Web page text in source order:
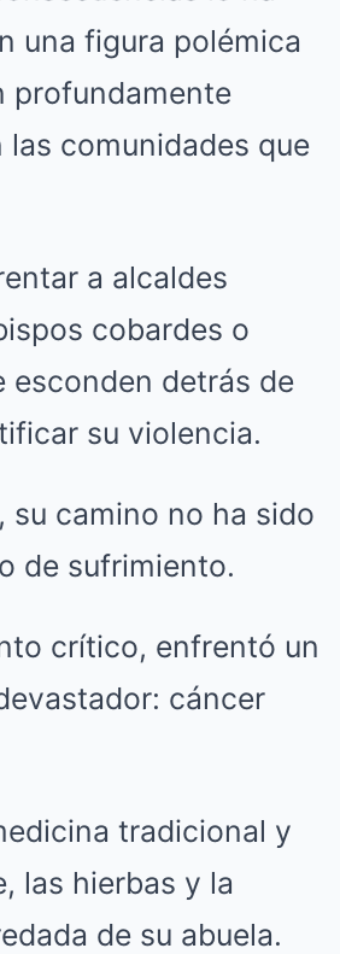
una figura polémica
profundamente
las comunidades que
a alcaldes
cobardes o
esconden detrás de
su violencia.
su camino no ha sido
de sufrimiento.
crítico, enfrentó un
cáncer
tradicional y
las hierbas y la
de su abuela.